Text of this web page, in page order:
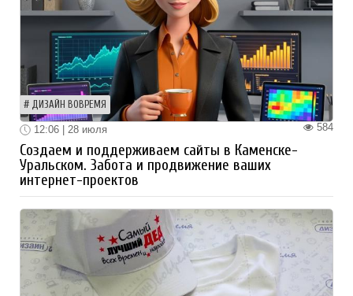
ДИЗАЙН ВОВРЕМЯ
584
12:06 | 28 июля
Создаем и поддерживаем сайты в Каменске-
Уральском. Забота и продвижение ваших
интернет-проектов